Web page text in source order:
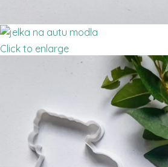
Click to enlarge